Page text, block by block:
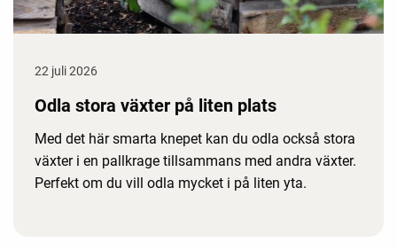
22 juli 2026
Odla stora växter på liten plats
Med det här smarta knepet kan du odla också stora
växter i en pallkrage tillsammans med andra växter.
Perfekt om du vill odla mycket i på liten yta.